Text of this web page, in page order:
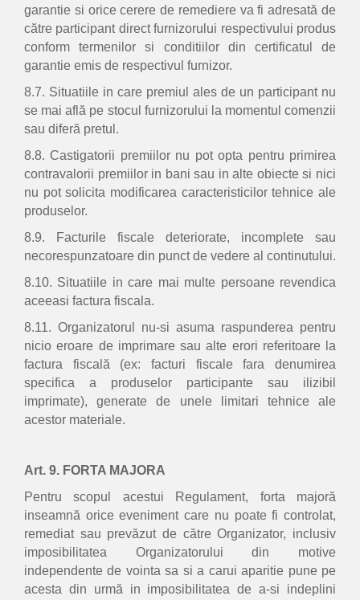
garantie si orice cerere de remediere va fi adresată de
către participant direct furnizorului respectivului produs
conform termenilor si conditiilor din certificatul de
garantie emis de respectivul furnizor.
8.7. Situatiile in care premiul ales de un participant nu
se mai află pe stocul furnizorului la momentul comenzii
sau diferă pretul.
8.8. Castigatorii premiilor nu pot opta pentru primirea
contravalorii premiilor in bani sau in alte obiecte si nici
nu pot solicita modificarea caracteristicilor tehnice ale
produselor.
8.9. Facturile fiscale deteriorate, incomplete sau
necorespunzatoare din punct de vedere al continutului.
8.10. Situatiile in care mai multe persoane revendica
aceeasi factura fiscala.
8.11. Organizatorul nu-si asuma raspunderea pentru
nicio eroare de imprimare sau alte erori referitoare la
factura fiscală (ex: facturi fiscale fara denumirea
specifica a produselor participante sau ilizibil
imprimate), generate de unele limitari tehnice ale
acestor materiale.
Art. 9. FORTA MAJORA
Pentru scopul acestui Regulament, forta majoră
inseamnă orice eveniment care nu poate fi controlat,
remediat sau prevăzut de către Organizator, inclusiv
imposibilitatea Organizatorului din motive
independente de vointa sa si a carui aparitie pune pe
acesta din urmă in imposibilitatea de a-si indeplini